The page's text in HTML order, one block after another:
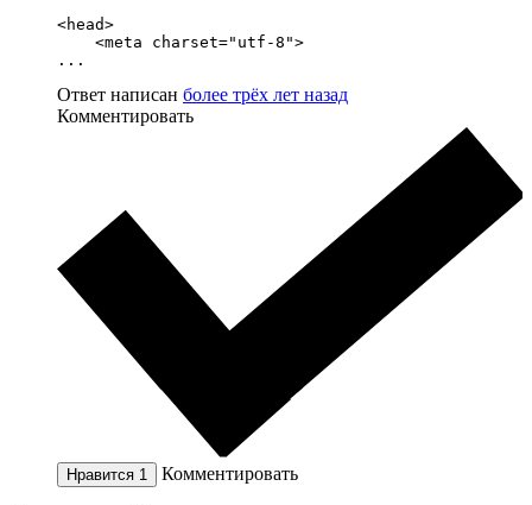
<head>
    <meta charset="utf-8">
...
Ответ написан более трёх лет назад
Комментировать
Нравится 1 Комментировать